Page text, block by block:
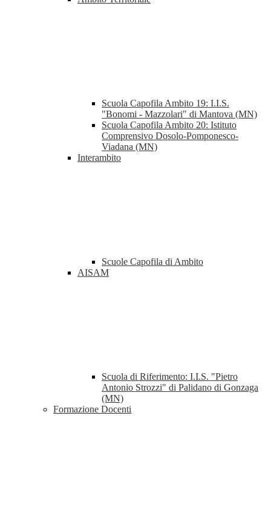
Scuola Capofila Ambito 19: I.I.S.
"Bonomi - Mazzolari" di Mantova (MN)
Scuola Capofila Ambito 20: Istituto
Comprensivo Dosolo-Pomponesco-
Viadana (MN)
Interambito
Scuole Capofila di Ambito
AISAM
Scuola di Riferimento: I.I.S. "Pietro
Antonio Strozzi" di Palidano di Gonzaga
(MN)
Formazione Docenti